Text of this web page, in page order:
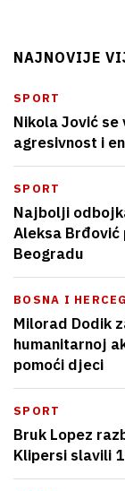
NAJNOVIJE
SPORT
Nikola Jović
agresivnost i
SPORT
Najbolji
Aleksa Brđović
Beogradu
BOSNA I
Milorad Dodik
humanitarnoj
pomoći djeci
SPORT
Bruk Lopez
Klipersi slavili